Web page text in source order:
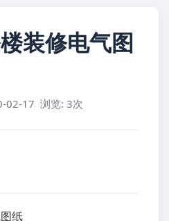
装修电气图
02-17 浏览: 3次
纸